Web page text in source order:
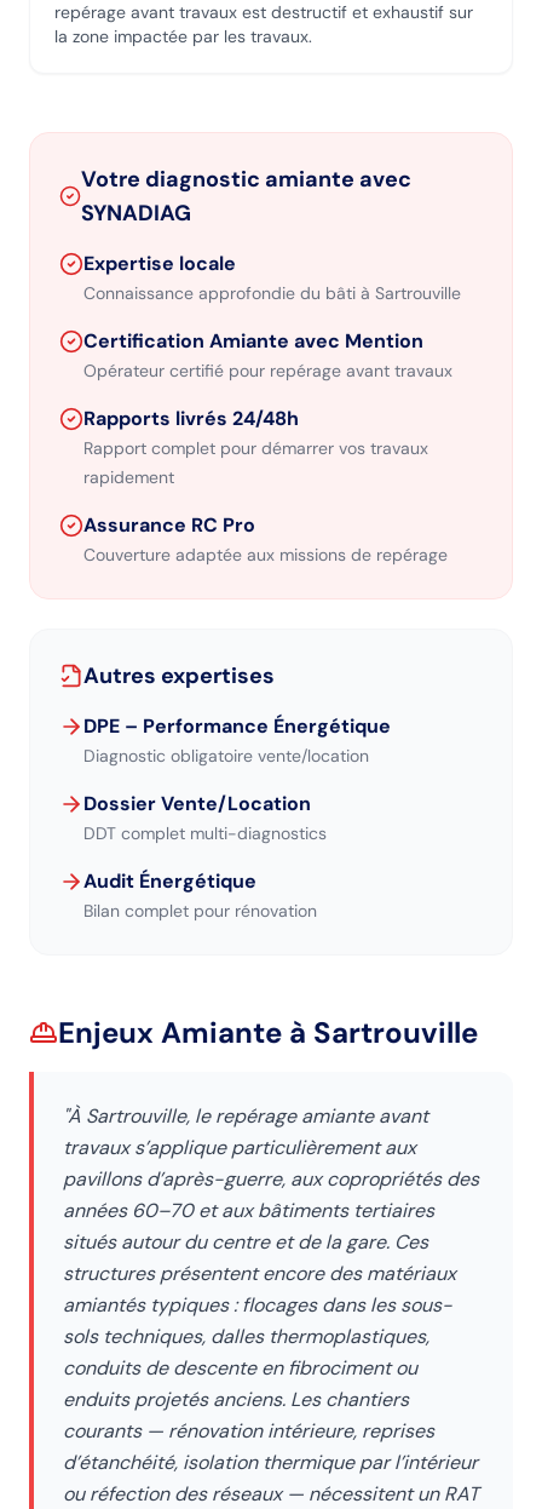
repérage avant travaux est destructif et exhaustif sur
la zone impactée par les travaux.
Votre diagnostic amiante avec
SYNADIAG
Expertise locale
Connaissance approfondie du bâti à Sartrouville
Certification Amiante avec Mention
Opérateur certifié pour repérage avant travaux
Rapports livrés 24/48h
Rapport complet pour démarrer vos travaux
rapidement
Assurance RC Pro
Couverture adaptée aux missions de repérage
Autres expertises
DPE – Performance Énergétique
Diagnostic obligatoire vente/location
Dossier Vente/Location
DDT complet multi-diagnostics
Audit Énergétique
Bilan complet pour rénovation
Enjeux Amiante à Sartrouville
"À Sartrouville, le repérage amiante avant
travaux s’applique particulièrement aux
pavillons d’après-guerre, aux copropriétés des
années 60–70 et aux bâtiments tertiaires
situés autour du centre et de la gare. Ces
structures présentent encore des matériaux
amiantés typiques : flocages dans les sous-
sols techniques, dalles thermoplastiques,
conduits de descente en fibrociment ou
enduits projetés anciens. Les chantiers
courants — rénovation intérieure, reprises
d’étanchéité, isolation thermique par l’intérieur
ou réfection des réseaux — nécessitent un RAT